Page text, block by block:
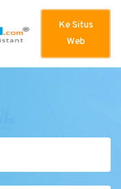
Ke Situs
Web